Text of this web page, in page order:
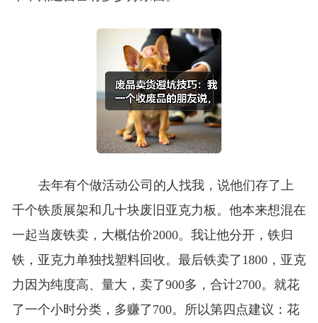
去年有个做活动公司的人找我，说他们存了上
千个铁质展架和几十块废旧亚克力板。他本来想混在
一起当废铁卖，大概估价2000。我让他分开，铁归
铁，亚克力单独找塑料回收。最后铁卖了1800，亚克
力因为纯度高、量大，卖了900多，合计2700。就花
了一个小时分类，多赚了700。所以第四点建议：花